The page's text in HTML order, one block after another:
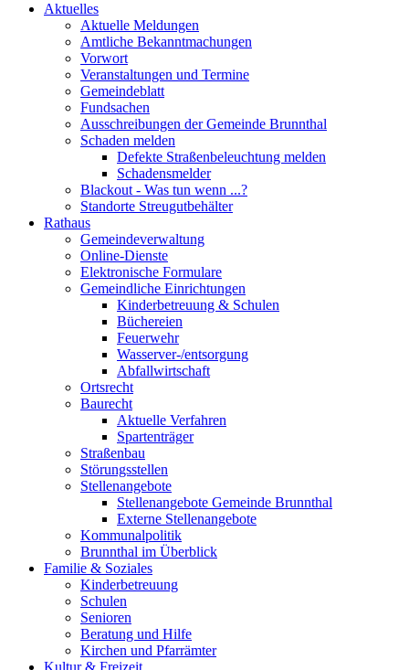
Aktuelles
Aktuelle Meldungen
Amtliche Bekanntmachungen
Vorwort
Veranstaltungen und Termine
Gemeindeblatt
Fundsachen
Ausschreibungen der Gemeinde Brunnthal
Schaden melden
Defekte Straßenbeleuchtung melden
Schadensmelder
Blackout - Was tun wenn ...?
Standorte Streugutbehälter
Rathaus
Gemeindeverwaltung
Online-Dienste
Elektronische Formulare
Gemeindliche Einrichtungen
Kinderbetreuung & Schulen
Büchereien
Feuerwehr
Wasserver-/entsorgung
Abfallwirtschaft
Ortsrecht
Baurecht
Aktuelle Verfahren
Spartenträger
Straßenbau
Störungsstellen
Stellenangebote
Stellenangebote Gemeinde Brunnthal
Externe Stellenangebote
Kommunalpolitik
Brunnthal im Überblick
Familie & Soziales
Kinderbetreuung
Schulen
Senioren
Beratung und Hilfe
Kirchen und Pfarrämter
Kultur & Freizeit